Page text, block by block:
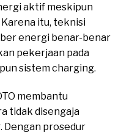
aktif meskipun
itu, teknisi
energi benar-benar
pekerjaan pada
sistem charging.
membantu
tidak disengaja
Dengan prosedur